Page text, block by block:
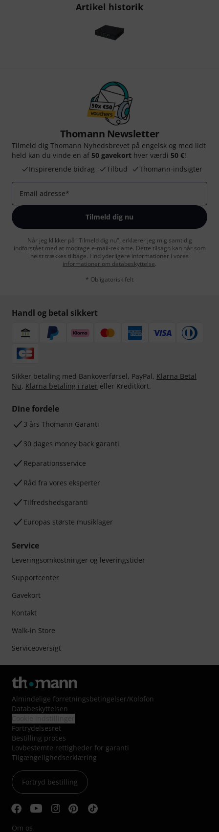
Artikel historik
Thomann Newsletter
Tilmeld dig Thomann Nyhedsbrevet på engelsk og med lidt
held kan du vinde en af 50 gavekort hver værdi 50 €!
Inspirerende bidrag
Tilbud Thomann-indsigter
Email adresse*
Tilmeld dig nu
Når jeg klikker på "Tilmeld dig nu", erklærer jeg mig samtidig
indforstået med at modtage e-mail-reklame. Dette tilsagn kan når som
helst trækkes tilbage. Find yderligere informationer i vores
informationer om databeskyttelse.
* Obligatorisk felt
Handl og betal sikkert
Sikker betaling med Bankoverførsel, PayPal, Klarna Betal
Nu, Klarna betaling i rater eller Kreditkort.
Dine fordele
3 års Thomann Garanti
30 dages money back garanti
Reparationsservice
Råd fra vores eksperter
Tilfredshedsgaranti
Europas største musiklager
Service
Leveringsomkostninger og leveringstider
Supportcenter
Gavekort
Kontakt
Walk-in Store
Serviceoversigt
Almindelige forretningsbetingelser/Kolofon
Databeskyttelsen
Fortrydelsesret
Bestilling proces
Lovbestemte rettigheder for garanti
Tilgængelighedserklæring
Fortryd bestilling
Om os